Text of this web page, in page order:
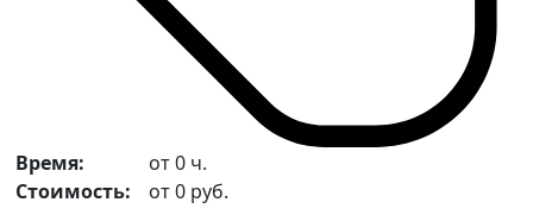
Время:
Стоимость:
от0ч.
от0руб.